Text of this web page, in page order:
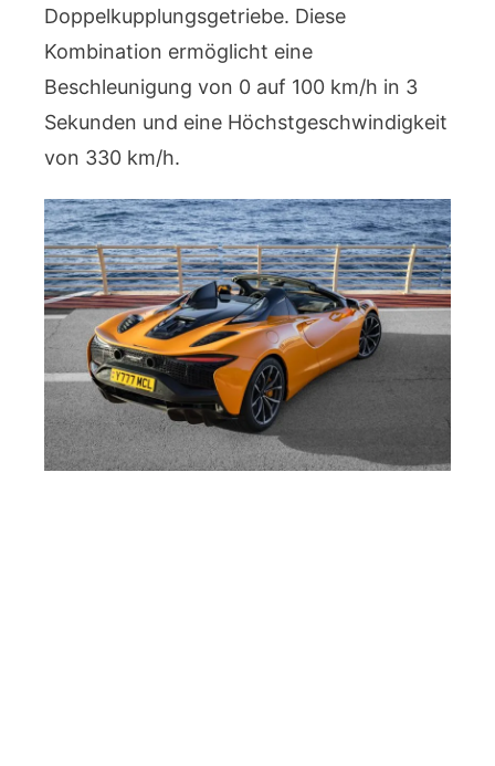
Doppelkupplungsgetriebe. Diese
Kombination ermöglicht eine
Beschleunigung von 0 auf 100 km/h in 3
Sekunden und eine Höchstgeschwindigkeit
von 330 km/h.